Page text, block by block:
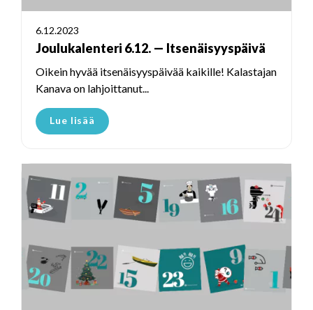
6.12.2023
Joulukalenteri 6.12. — Itsenäisyyspäivä
Oikein hyvää itsenäisyyspäivää kaikille! Kalastajan
Kanava on lahjoittanut...
Lue lisää